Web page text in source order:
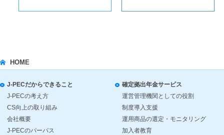
HOME
J-PECだからできること
J-PECの考え方
CS向上の取り組み
会社概要
J-PECのパーパス
確定拠出年金サービス
運営管理機関としての役割
制度導入支援
運用商品の選定・モニタリング
加入者教育